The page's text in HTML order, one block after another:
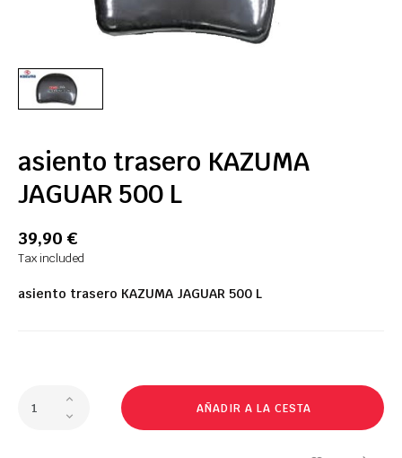
asiento trasero KAZUMA
JAGUAR 500 L
39,90 €
Tax included
asiento trasero KAZUMA JAGUAR 500 L
AÑADIR A LA CESTA